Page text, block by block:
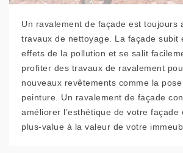
Un ravalement de façade est toujours
travaux de nettoyage. La façade subit
effets de la pollution et se salit
profiter des travaux de ravalement
nouveaux revêtements comme la pose
peinture. Un ravalement de façade
améliorer l’esthétique de votre façade
plus-value à la valeur de votre